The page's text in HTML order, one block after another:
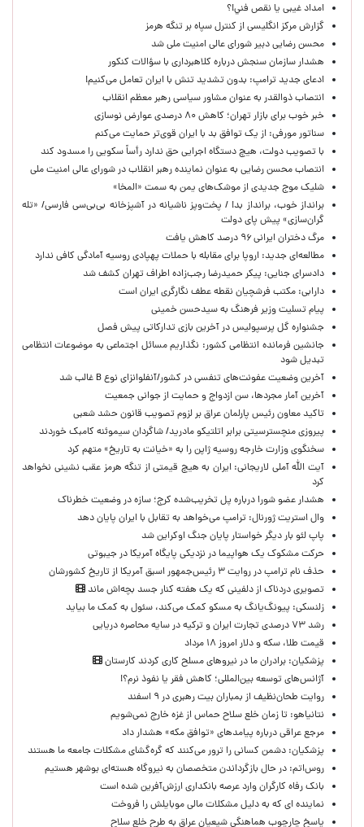
امداد غیبی يا نقص فني!؟
گزارش مرکز انگلیسی از کنترل سپاه بر تنگه هرمز
محسن رضایی دبیر شورای عالی امنیت ملی شد
هشدار سازمان سنجش درباره کلاهبرداری با سؤالات کنکور
ادعای جدید ترامپ: بدون تشدید تنش با ایران تعامل می‌کنیم!
انتصاب ذوالقدر به عنوان مشاور سیاسی رهبر معظم انقلاب
خبر خوب برای بازار تهران؛ کاهش ۸۰ درصدی عوارض نوسازی
سناتور مورفی: از یک توافق بد با ایران قوی‌تر حمایت می‌کنم
با تصویب دولت، هیچ دستگاه اجرایی حق ندارد رأساً سکویی را مسدود کند
انتصاب محسن رضایی به عنوان نماینده رهبر انقلاب در شورای عالی امنیت ملی
شلیک موج جدیدی از موشک‌های یمن به سمت «المخا»
برانداز خوب، برانداز بد! / پخت‌وپز ناشیانه در آشپزخانه‌ بی‌بی‌سی فارسی/ «تله
گران‌سازی» پیش پای دولت
مرگ دختران ایرانی ۹۶ درصد کاهش یافت
مطالعه‌ای جدید: اروپا برای مقابله با حملات پهپادی روسیه آمادگی کافی ندارد
دادسرای جنایی: پیکر حمیدرضا رجب‌زاده اطراف تهران کشف شد
دارابی: مکتب فرشچیان نقطه عطف نگارگری ایران است
پیام تسلیت وزیر فرهنگ به سیدحسن خمینی
جشنواره گل پرسپولیس در آخرین بازی تدارکاتی پیش فصل
جانشین فرمانده انتظامی کشور: نگذاریم مسائل اجتماعی به موضوعات انتظامی
تبدیل شود
آخرین وضعیت عفونت‌های تنفسی در کشور/آنفلوانزای نوع B غالب شد
آخرین آمار مجردها، سن ازدواج و حمایت از جوانی جمعیت
تاکید معاون رئیس پارلمان عراق بر لزوم تصویب قانون حشد شعبی
پیروزی منچسترسیتی برابر اتلتیکو مادرید/ شاگردان سیموئنه کامبک خوردند
سخنگوی وزارت خارجه روسیه ژاپن را به «خیانت به تاریخ» متهم کرد
آیت الله آملی لاریجانی: ایران به هیچ قیمتی از تنگه هرمز عقب نشینی نخواهد
کرد
هشدار عضو شورا درباره پل تخریب‌شده کرج؛ سازه در وضعیت خطرناک
وال‌ استریت ژورنال: ترامپ می‌خواهد به تقابل با ایران پایان دهد
پاپ لئو بار دیگر خواستار پایان جنگ اوکراین شد
حرکت مشکوک یک هواپیما در نزدیکی پایگاه آمریکا در جیبوتی
حذف نام ترامپ در روایت ۳ رئیس‌جمهور اسبق آمریکا از تاریخ کشورشان
تصویری دردناک از دلفینی که یک هفته کنار جسد بچه‌اش ماند
زلنسکی: پیونگ‌یانگ به مسکو کمک می‌کند، سئول به کمک ما بیاید
رشد ۷۳ درصدی تجارت ایران و ترکیه در سایه محاصره دریایی
قیمت طلا، سکه و دلار امروز ۱۸ مرداد
پزشکیان: برادران ما در نیروهای مسلح کاری کردند کارستان
آژانس‌های توسعه بین‌المللی؛ کاهش فقر یا نفوذ نرم؟!
روایت طحان‌نظیف از بمباران بیت رهبری در ۹ اسفند
نتانیاهو: تا زمان خلع سلاح حماس از غزه خارج نمی‌شویم
مرجع عراقی درباره پیامدهای «توافق مکه» هشدار داد
پزشکیان: دشمن کسانی را ترور می‌کنند که گره‌گشای مشکلات جامعه ما هستند
روس‌اتم: در حال بازگرداندن متخصصان به نیروگاه هسته‌ای بوشهر هستیم
بانک رفاه کارگران وارد عرصه بانکداری ارزش‌آفرین شده است
نماینده ای که به دلیل مشکلات مالی موبایلش را فروخت
پاسخ چارچوب هماهنگی شیعیان عراق به طرح خلع سلاح